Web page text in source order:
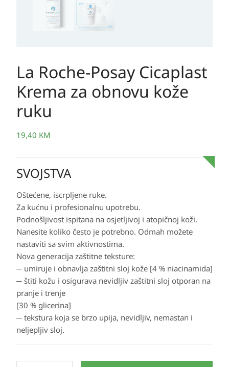
La Roche-Posay Cicaplast
Krema za obnovu kože
ruku
19,40 KM
SVOJSTVA
Oštećene, iscrpljene ruke.
Za kućnu i profesionalnu upotrebu.
Podnošljivost ispitana na osjetljivoj i atopičnoj koži.
Nanesite koliko često je potrebno. Odmah možete
nastaviti sa svim aktivnostima.
Nova generacija zaštitne teksture:
─ umiruje i obnavlja zaštitni sloj kože [4 % niacinamida]
─ štiti kožu i osigurava nevidljiv zaštitni sloj otporan na
pranje i trenje
[30 % glicerina]
─ tekstura koja se brzo upija, nevidljiv, nemastan i
neljepljiv sloj.